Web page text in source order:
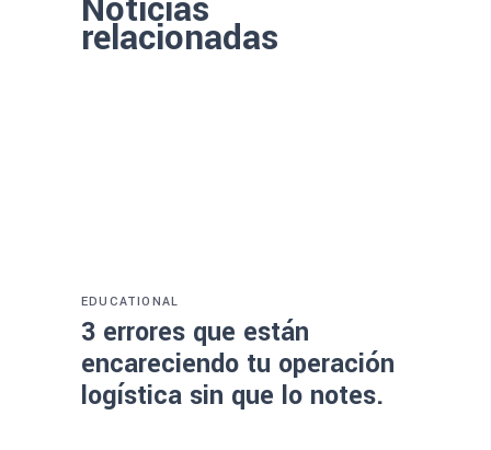
relacionadas
EDUCATIONAL
3 errores que están
encareciendo tu operación
logística sin que lo notes.